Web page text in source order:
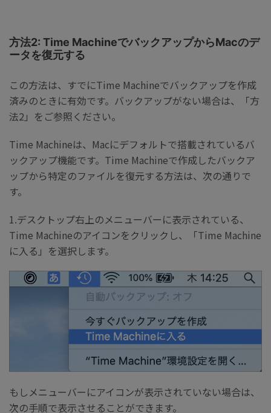
方法2: Time MachineでバックアップからMacのデ
ータを復元する
この方法は、すでにTime Machineでバックアップを作成
済みのときに有効です。バックアップがない場合は、「方
法2」をご参照ください。
Time Machineは、Macにデフォルトで搭載されているバ
ックアップ機能です。Time Machineで作成したバックア
ップから特定のファイルを復元する方法は、次の通りで
す。
1.デスクトップ右上のメニューバーに表示されている、
Time Machineのアイコンをクリックし、「Time Machine
に入る」を選択します。
もしメニューバーにアイコンが表示されていない場合は、
次の手順で表示させることができます。